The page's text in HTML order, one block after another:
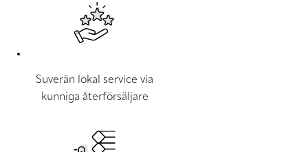
Suverän lokal service via
kunniga återförsäljare